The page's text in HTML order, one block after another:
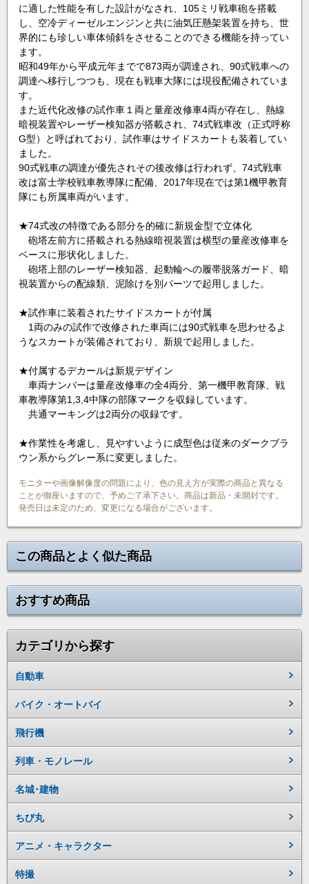
に適した性能を有した設計がなされ、105ミリ戦車砲を搭載
し、空冷ディーゼルエンジンと共に油気圧懸架装置を持ち、世
界的にも珍しい車体傾斜をさせることのできる機能を持ってい
ます。
昭和49年から平成元年までで873両が調達され、90式戦車への
調達へ移行しつつも、現在も戦車大隊には現役配備されていま
す。
また近代化改修の試作車１両と量産改修車4両が存在し、熱線
暗視装置やレーザー検知器が搭載され、74式戦車改（正式呼称
G型）と呼ばれており、試作車はサイドスカートも装着してい
ました。
90式戦車の調達が優先されその後改修は行われず、74式戦車
改は富士学校戦車教導隊に配備、2017年現在では第1機甲教育
隊にも所属車両がいます。
★74式改の特徴である部分を的確に新規金型で立体化
砲塔左前方に搭載される熱線暗視装置は横型の量産改修車を
ベースに形状化しました。
砲塔上部のレーザー検知器、起動輪への履帯脱落ガード、暗
視装置からの配線類、泥除けを別パーツで起用しました。
★試作車に装着されたサイドスカートが付属
1両のみの試作で改修された車両には90式戦車を思わせるよ
うなスカートが装備されており、新規で起用しました。
★付属するデカールは新規デザイン
車両ナンバーは量産改修車の全4両分、第一機甲教育隊、戦
車教導隊第1,3,4中隊の部隊マークを収録しています。
共通マーキングは2両分の収録です。
★作業性を考慮し、見やすいように成型色は従来のダークブラ
ウン系からグレー系に変更しました。
モニターや画像解像度の問題により、色の見え方が実際の商品と異なる
ことが御座いますので、予めご了承下さい。商品は新品・未開封です。
発売日は未定のため、変更になる場合がございます。
この商品とよく似た商品
おすすめ商品
カテゴリから探す
自動車
バイク・オートバイ
飛行機
列車・モノレール
名城･建物
ちび丸
アニメ・キャラクター
特撮